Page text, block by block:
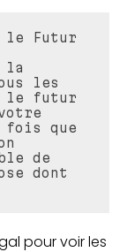
le Futur
la
les
le futur
fois que
de
dont
pour voir les